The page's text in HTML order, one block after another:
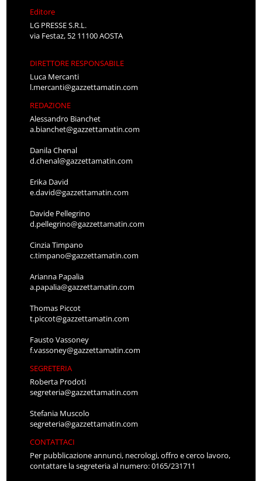
Editore
LG PRESSE S.R.L.
via Festaz, 52 11100 AOSTA
DIRETTORE RESPONSABILE
Luca Mercanti
l.mercanti@gazzettamatin.com
REDAZIONE
Alessandro Bianchet
a.bianchet@gazzettamatin.com
Danila Chenal
d.chenal@gazzettamatin.com
Erika David
e.david@gazzettamatin.com
Davide Pellegrino
d.pellegrino@gazzettamatin.com
Cinzia Timpano
c.timpano@gazzettamatin.com
Arianna Papalia
a.papalia@gazzettamatin.com
Thomas Piccot
t.piccot@gazzettamatin.com
Fausto Vassoney
f.vassoney@gazzettamatin.com
SEGRETERIA
Roberta Prodoti
segreteria@gazzettamatin.com
Stefania Muscolo
segreteria@gazzettamatin.com
CONTATTACI
Per pubblicazione annunci, necrologi, offro e cerco lavoro,
contattare la segreteria al numero: 0165/231711